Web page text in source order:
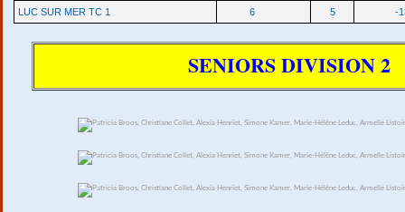
LUC SUR MER TC 1 6 5 -
SENIORS DIVISION 2